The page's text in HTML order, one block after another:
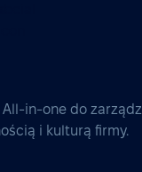
All-in-one do
i kulturą firmy.